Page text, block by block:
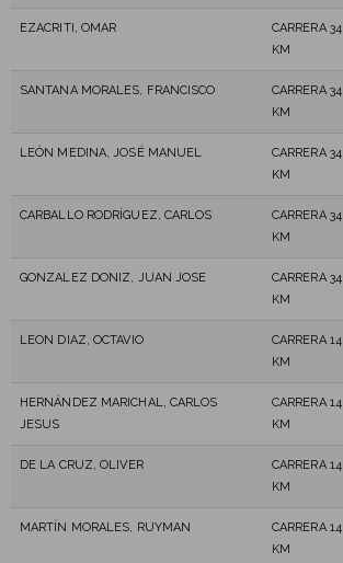
EZACRITI, OMAR
CARRERA 34
KM
SANTANA MORALES, FRANCISCO
CARRERA 34
KM
LEÓN MEDINA, JOSÉ MANUEL
CARRERA 34
KM
CARBALLO RODRÍGUEZ, CARLOS
CARRERA 34
KM
GONZALEZ DONIZ, JUAN JOSE
CARRERA 34
KM
LEON DIAZ, OCTAVIO
CARRERA 14
KM
HERNÁNDEZ MARICHAL, CARLOS
JESUS
CARRERA 14
KM
DE LA CRUZ, OLIVER
CARRERA 14
KM
MARTÍN MORALES, RUYMAN
CARRERA 14
KM